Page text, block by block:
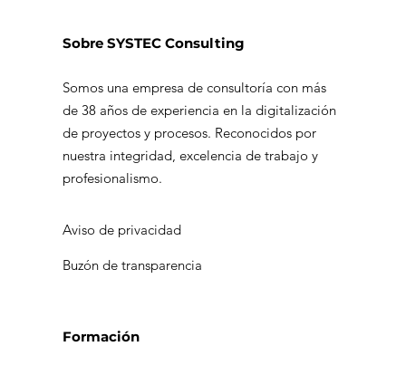
Formación
Sobre SYSTEC Consulting
Somos una empresa de consultoría con más
de 38 años de experiencia en la digitalización
de proyectos y procesos. Reconocidos por
nuestra integridad, excelencia de trabajo y
profesionalismo.
Aviso de privacidad
Buzón de transparencia